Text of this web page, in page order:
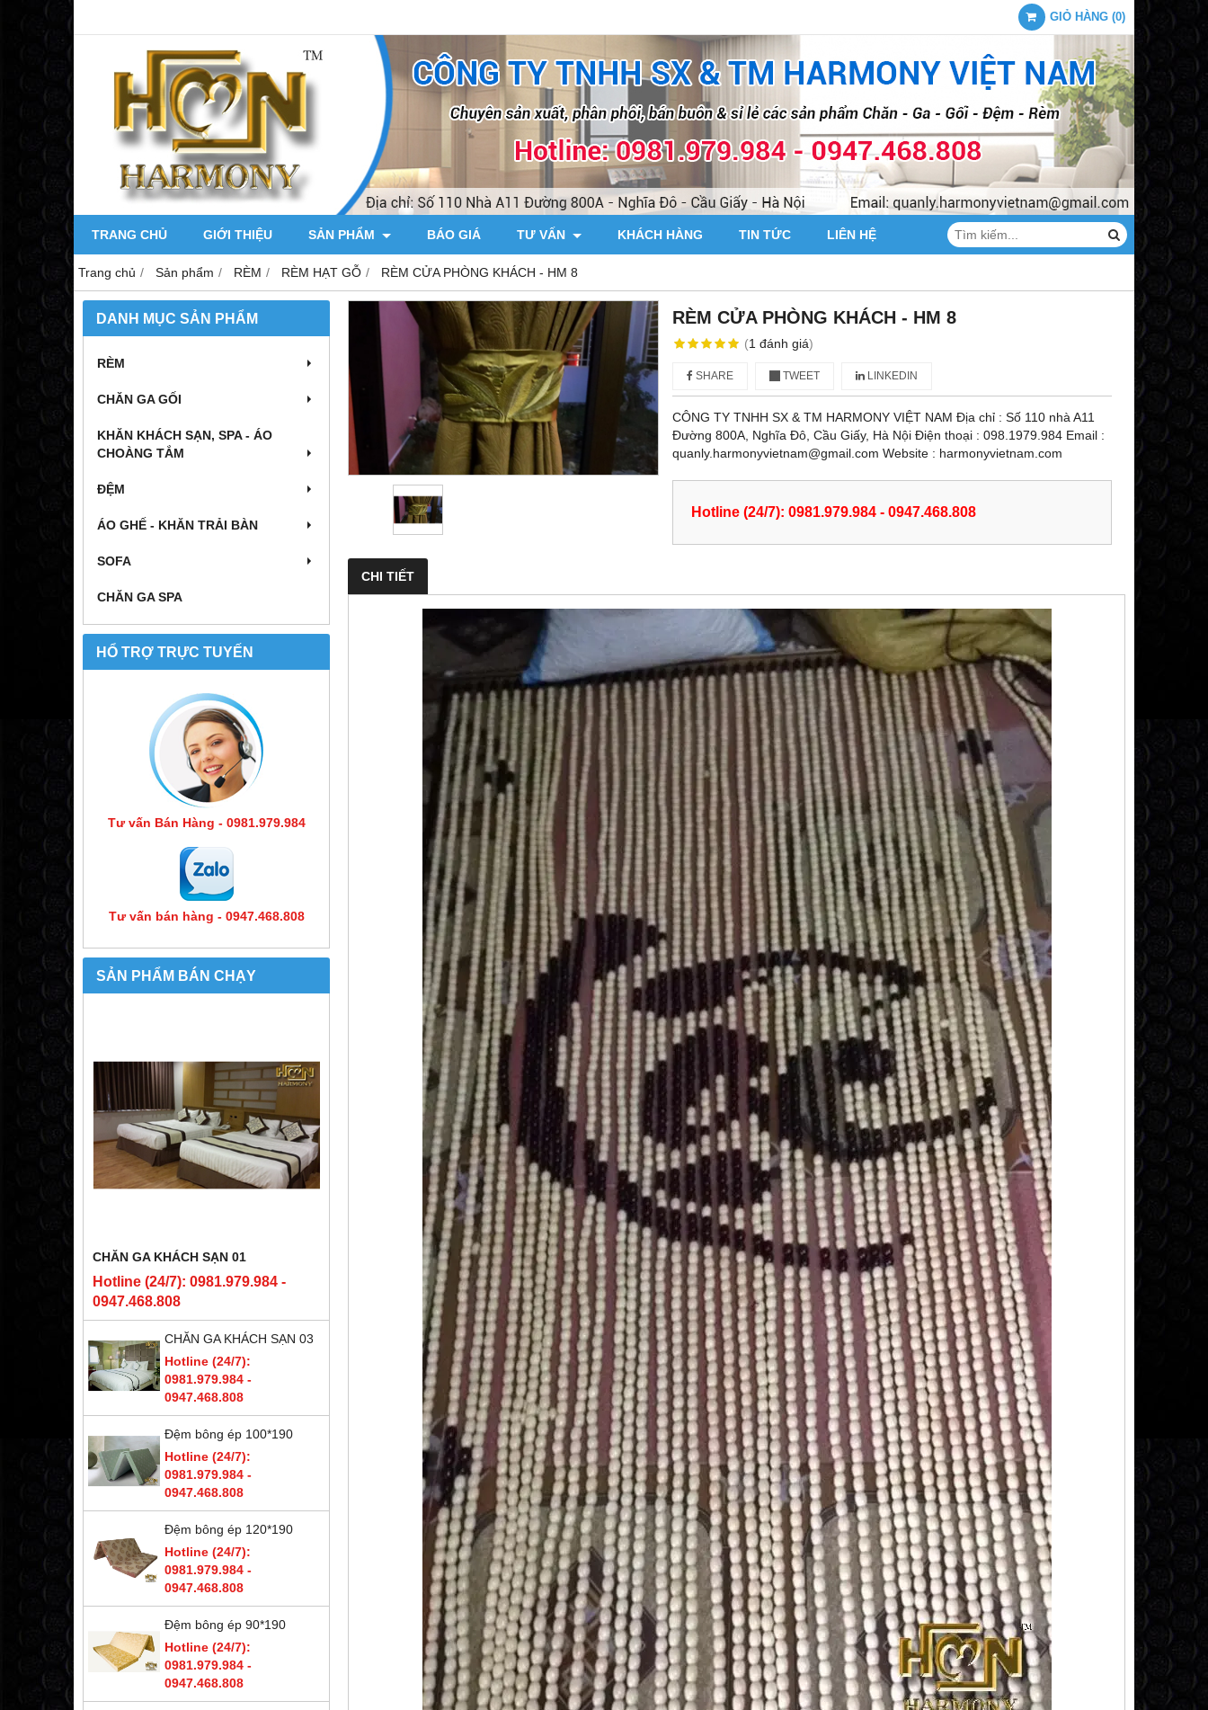
GIỎ HÀNG (0)
TRANG CHỦ GIỚI THIỆU SẢN PHẨM BÁO GIÁ TƯ VẤN KHÁCH HÀNG TIN TỨC LIÊN HỆ
Trang chủ Sản phẩm RÈM RÈM HẠT GỖ RÈM CỬA PHÒNG KHÁCH - HM 8
DANH MỤC SẢN PHẨM
RÈM
CHĂN GA GỐI
KHĂN KHÁCH SẠN, SPA - ÁO
CHOÀNG TẮM
ĐỆM
ÁO GHẾ - KHĂN TRẢI BÀN
SOFA
CHĂN GA SPA
HỔ TRỢ TRỰC TUYẾN
Tư vấn Bán Hàng - 0981.979.984
Tư vấn bán hàng - 0947.468.808
SẢN PHẨM BÁN CHẠY
CHĂN GA KHÁCH SẠN 01
Hotline (24/7): 0981.979.984 -
0947.468.808
CHĂN GA KHÁCH SẠN 03
Hotline (24/7):
0981.979.984 -
0947.468.808
Đệm bông ép 100*190
Hotline (24/7):
0981.979.984 -
0947.468.808
Đệm bông ép 120*190
Hotline (24/7):
0981.979.984 -
0947.468.808
Đệm bông ép 90*190
Hotline (24/7):
0981.979.984 -
0947.468.808
RÈM CỬA PHÒNG KHÁCH - HM 8
(1 đánh giá)
SHARE TWEET LINKEDIN
CÔNG TY TNHH SX & TM HARMONY VIỆT NAM Địa chỉ : Số 110 nhà A11
Đường 800A, Nghĩa Đô, Cầu Giấy, Hà Nội Điện thoại : 098.1979.984 Email :
quanly.harmonyvietnam@gmail.com Website : harmonyvietnam.com
Hotline (24/7): 0981.979.984 - 0947.468.808
CHI TIẾT